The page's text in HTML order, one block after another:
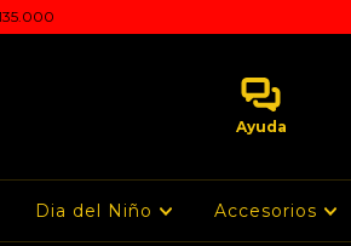
Ayuda
Dia del Niño Accesorios